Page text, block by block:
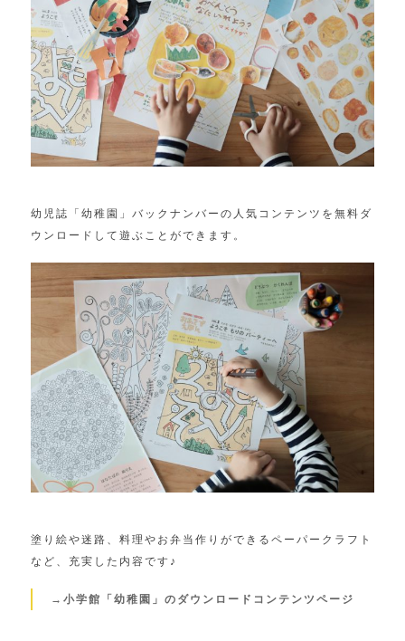
幼児誌「幼稚園」バックナンバーの人気コンテンツを無料ダ
ウンロードして遊ぶことができます。
塗り絵や迷路、料理やお弁当作りができるペーパークラフト
など、充実した内容です♪
→小学館「幼稚園」のダウンロードコンテンツページ